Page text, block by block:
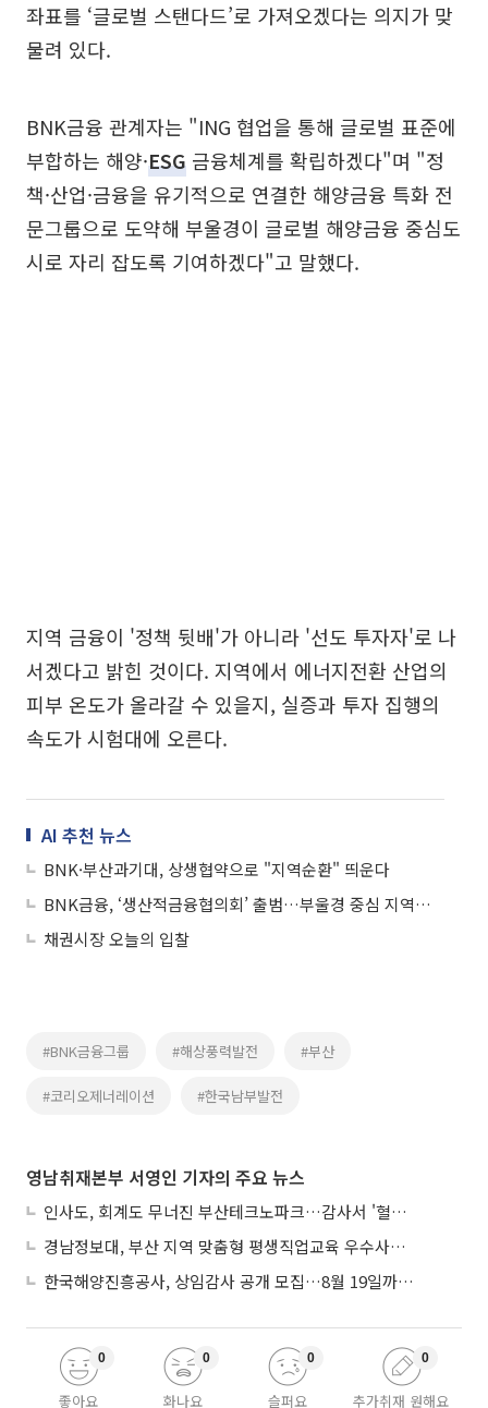
좌표를 ‘글로벌 스탠다드’로 가져오겠다는 의지가 맞
물려 있다.
BNK금융 관계자는 "ING 협업을 통해 글로벌 표준에
부합하는 해양·ESG 금융체계를 확립하겠다"며 "정
책·산업·금융을 유기적으로 연결한 해양금융 특화 전
문그룹으로 도약해 부울경이 글로벌 해양금융 중심도
시로 자리 잡도록 기여하겠다"고 말했다.
지역 금융이 '정책 뒷배'가 아니라 '선도 투자자'로 나
서겠다고 밝힌 것이다. 지역에서 에너지전환 산업의
피부 온도가 올라갈 수 있을지, 실증과 투자 집행의
속도가 시험대에 오른다.
AI 추천 뉴스
BNK·부산과기대, 상생협약으로 "지역순환" 띄운다
BNK금융, ‘생산적금융협의회’ 출범…부울경 중심 지역균형성장 이끈다
채권시장 오늘의 입찰
#BNK금융그룹 #해상풍력발전 #부산
#코리오제너레이션 #한국남부발전
영남취재본부 서영인 기자의 주요 뉴스
인사도, 회계도 무너진 부산테크노파크…감사서 '혈세 유용·인사 뒤집기' 적발
경남정보대, 부산 지역 맞춤형 평생직업교육 우수사례로 혁신 주도
한국해양진흥공사, 상임감사 공개 모집…8월 19일까지 접수
좋아요
0
화나요
0
슬퍼요
0
추가취재 원해요
0